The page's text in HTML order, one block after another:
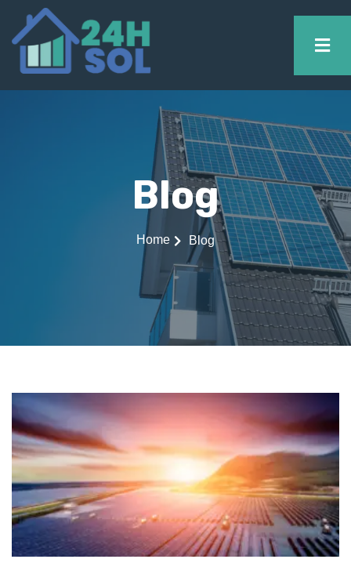
Blog
Home Blog